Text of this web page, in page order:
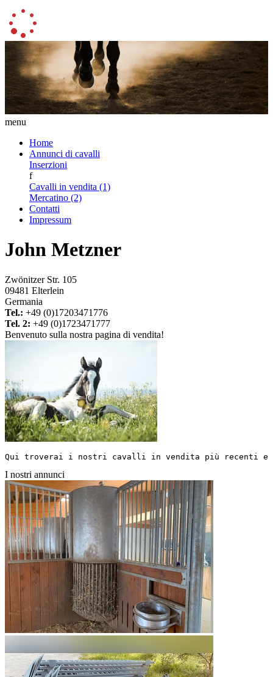
menu
Home
Annunci di cavalli
Inserzioni
f
Cavalli in vendita (1)
Mercatino (2)
Contatti
Impressum
John Metzner
Zwönitzer Str. 105
09481 Elterlein
Germania
Tel.: +49 (0)17203471776
Tel. 2: +49 (0)1723471777
Benvenuto sulla nostra pagina di vendita!
Qui troverai i nostri cavalli in vendita più recenti e
I nostri annunci